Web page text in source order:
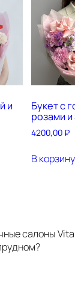
и
Букет с
розами и
4200,00 ₽
В корзину
салоны